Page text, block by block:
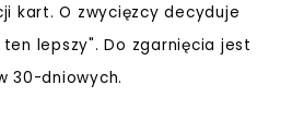
kart. O zwycięzcy decyduje
lepszy". Do zgarnięcia jest
30-dniowych.